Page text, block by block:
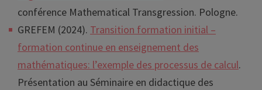
conférence Mathematical Transgression. Pologne.
GREFEM (2024). Transition formation initial –
formation continue en enseignement des
mathématiques: l’exemple des processus de calcul.
Présentation au Séminaire en didactique des